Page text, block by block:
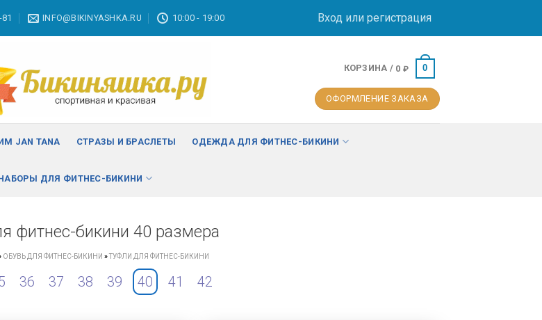
INFO@BIKINYASHKA.RU 10:00 - 19:00 Вход или регистрация
КОРЗИНА / 0 ₽ 0
ОФОРМЛЕНИЕ ЗАКАЗА
JAN TANA СТРАЗЫ И БРАСЛЕТЫ ОДЕЖДА ДЛЯ ФИТНЕС-БИКИНИ
ДЛЯ ФИТНЕС-БИКИНИ
фитнес-бикини 40 размера
ОБУВЬ ДЛЯ ФИТНЕС-БИКИНИ »ТУФЛИ ДЛЯ ФИТНЕС-БИКИНИ
36 37 38 39 40 41 42